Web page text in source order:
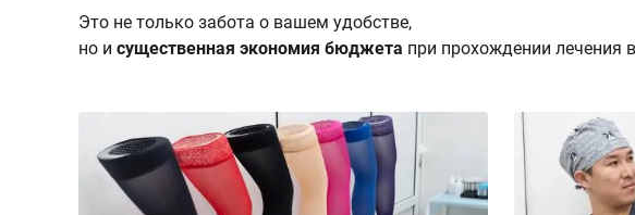
Это не только забота о вашем удобстве,
но и существенная экономия бюджета при прохождении лечения